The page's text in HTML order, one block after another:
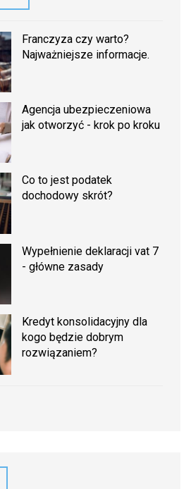
Franczyza czy warto?
Najważniejsze informacje.
Agencja ubezpieczeniowa
jak otworzyć - krok po kroku
Co to jest podatek
dochodowy skrót?
Wypełnienie deklaracji vat 7
- główne zasady
Kredyt konsolidacyjny dla
kogo będzie dobrym
rozwiązaniem?